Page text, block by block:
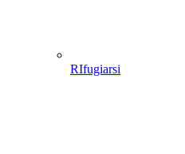
RIfugiarsi